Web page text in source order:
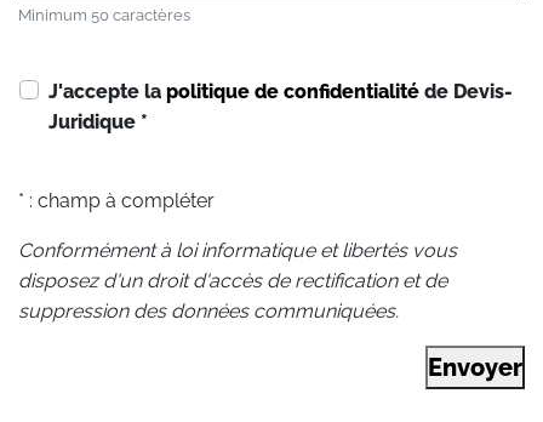
Minimum 50 caractères
J'accepte la politique de confidentialité de Devis-
Juridique *
* : champ à compléter
Conformément à loi informatique et libertés vous
disposez d'un droit d'accès de rectification et de
suppression des données communiquées.
Envoyer